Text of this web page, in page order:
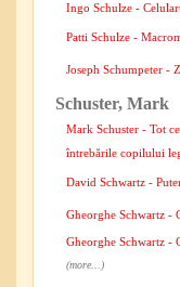
Ingo Schulze -
Patti Schulze -
Joseph Schumpeter -
Schuster, Mark
Mark Schuster - Tot
întrebările copilului
David Schwartz -
Gheorghe Schwartz -
Gheorghe Schwartz -
(more...)